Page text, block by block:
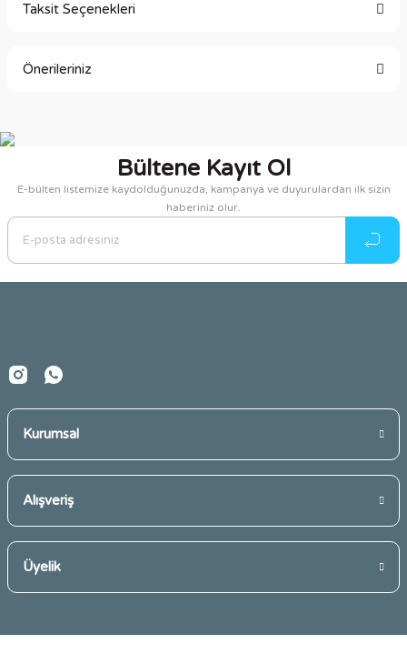
Taksit Seçenekleri
Önerileriniz
Görüş ve önerileriniz için teşekkür ederiz.
Ürün resmi kalitesiz, bozuk veya görüntülenemiyor.
Ürün açıklamasında eksik bilgiler bulunuyor.
Ürün bilgilerinde hatalar bulunuyor.
Bültene Kayıt Ol
E-bülten listemize kaydolduğunuzda, kampanya ve duyurulardan ilk sizin
haberiniz olur.
Kurumsal
Alışveriş
Üyelik